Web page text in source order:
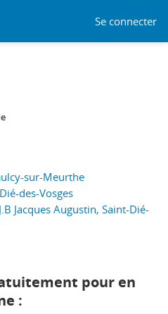
Se connecter
sur-Meurthe
des-Vosges
Jacques Augustin, Saint-Dié-
pour en
: